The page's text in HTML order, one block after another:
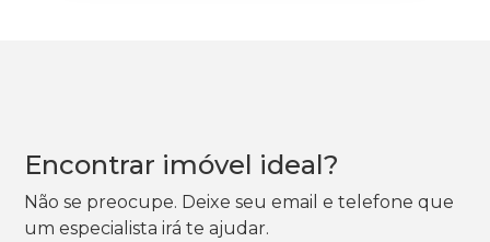
Encontrar imóvel ideal?
Não se preocupe. Deixe seu email e telefone que
um especialista irá te ajudar.